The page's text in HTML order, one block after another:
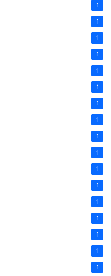
1
1
1
1
1
1
1
1
1
1
1
1
1
1
1
1
1